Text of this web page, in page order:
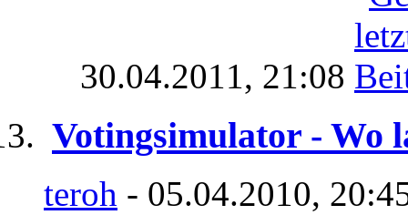
30.04.2011, 21:08
Votingsimulator - Wo
teroh - 05.04.2010,